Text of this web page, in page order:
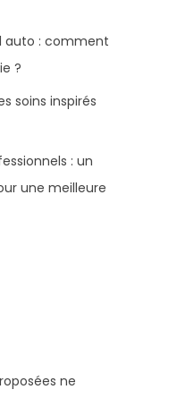
auto : comment
?
soins inspirés
: un
une meilleure
ne